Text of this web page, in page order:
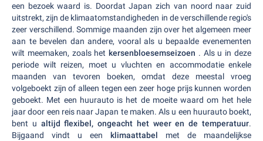
een bezoek waard is. Doordat Japan zich van noord naar zuid
uitstrekt, zijn de klimaatomstandigheden in de verschillende regio's
zeer verschillend. Sommige maanden zijn over het algemeen meer
aan te bevelen dan andere, vooral als u bepaalde evenementen
wilt meemaken, zoals het kersenbloesemseizoen . Als u in deze
periode wilt reizen, moet u vluchten en accommodatie enkele
maanden van tevoren boeken, omdat deze meestal vroeg
volgeboekt zijn of alleen tegen een zeer hoge prijs kunnen worden
geboekt. Met een huurauto is het de moeite waard om het hele
jaar door een reis naar Japan te maken. Als u een huurauto boekt,
bent u altijd flexibel, ongeacht het weer en de temperatuur.
Bijgaand vindt u een klimaattabel met de maandelijkse